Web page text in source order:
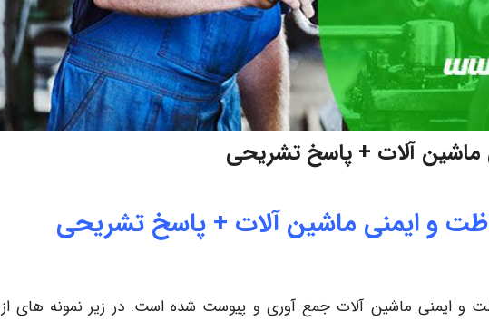
آلات + پاسخ تشریحی
و ایمنی ماشین آلات + پاسخ تشریحی
و ایمنی ماشین آلات جمع آوری و پیوست شده است. در زیر نمونه های